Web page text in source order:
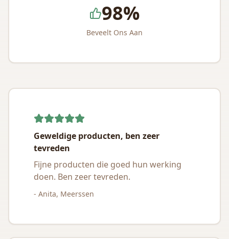
98%
Beveelt Ons Aan
Geweldige producten, ben zeer
tevreden
Fijne producten die goed hun werking
doen. Ben zeer tevreden.
- Anita, Meerssen